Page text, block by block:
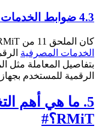
4.3 ضوابط الخدمات الرقمية
كان الملحق 11 من RMiT لعام 2023 المرجع الرئيسي لأمن
الخدمات المصرفية
بتفاصيل المعاملة مثل
الرقمية للمستخدم
RMiT؟ #